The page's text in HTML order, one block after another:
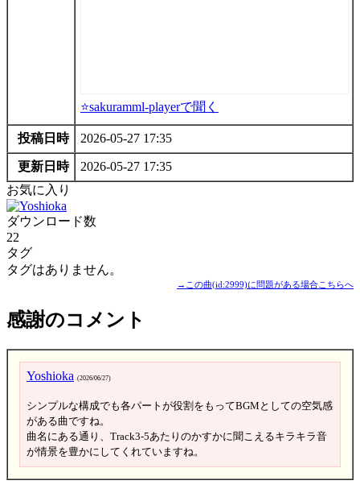
⭐sakuramml-playerで聞く
投稿日時 2026-05-27 17:35
更新日時
2026-05-27 17:35
お気に入り
ダウンロード数
22
タグ
タグはありません。
→この曲(id:2999)に問題がある場合こちらへ
感謝のコメント
Yoshioka (2026/06/27)
シンプルな構成でも各パートが役割をもってBGMとしての空気感
がある曲ですね。
曲名にある通り、Track3-5あたりのかすかに聞こえるキラキラ音
が情景を豊かにしてくれていますね。